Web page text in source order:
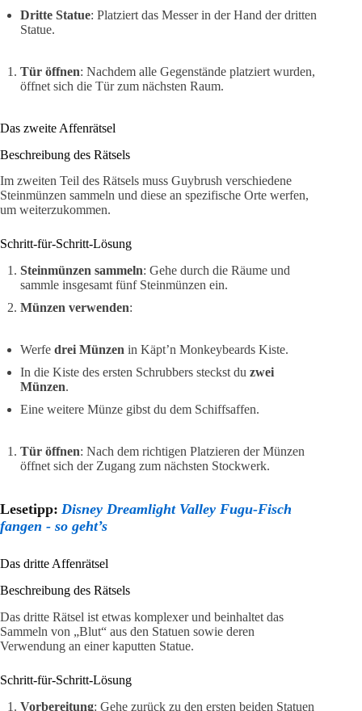
Dritte Statue: Platziert das Messer in der Hand der dritten
Statue.
Tür öffnen: Nachdem alle Gegenstände platziert wurden,
öffnet sich die Tür zum nächsten Raum.
Das zweite Affenrätsel
Beschreibung des Rätsels
Im zweiten Teil des Rätsels muss Guybrush verschiedene
Steinmünzen sammeln und diese an spezifische Orte werfen,
um weiterzukommen.
Schritt-für-Schritt-Lösung
Steinmünzen sammeln: Gehe durch die Räume und
sammle insgesamt fünf Steinmünzen ein.
Münzen verwenden:
Werfe drei Münzen in Käpt’n Monkeybeards Kiste.
In die Kiste des ersten Schrubbers steckst du zwei
Münzen.
Eine weitere Münze gibst du dem Schiffsaffen.
Tür öffnen: Nach dem richtigen Platzieren der Münzen
öffnet sich der Zugang zum nächsten Stockwerk.
Lesetipp: Disney Dreamlight Valley Fugu-Fisch
fangen - so geht’s
Das dritte Affenrätsel
Beschreibung des Rätsels
Das dritte Rätsel ist etwas komplexer und beinhaltet das
Sammeln von „Blut“ aus den Statuen sowie deren
Verwendung an einer kaputten Statue.
Schritt-für-Schritt-Lösung
Vorbereitung: Gehe zurück zu den ersten beiden Statuen